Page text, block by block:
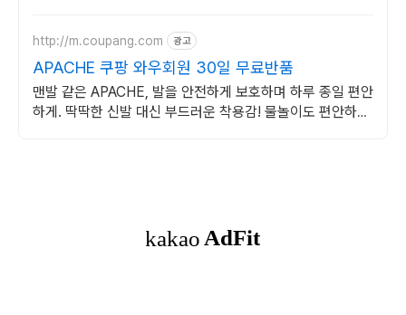
http://m.coupang.com 광고
APACHE 쿠팡 와우회원 30일 무료반품
맨발 같은 APACHE, 발을 안전하게 보호하며 하루 종일 편안
하게. 딱딱한 신발 대신 부드러운 착용감! 물놀이도 편안하게